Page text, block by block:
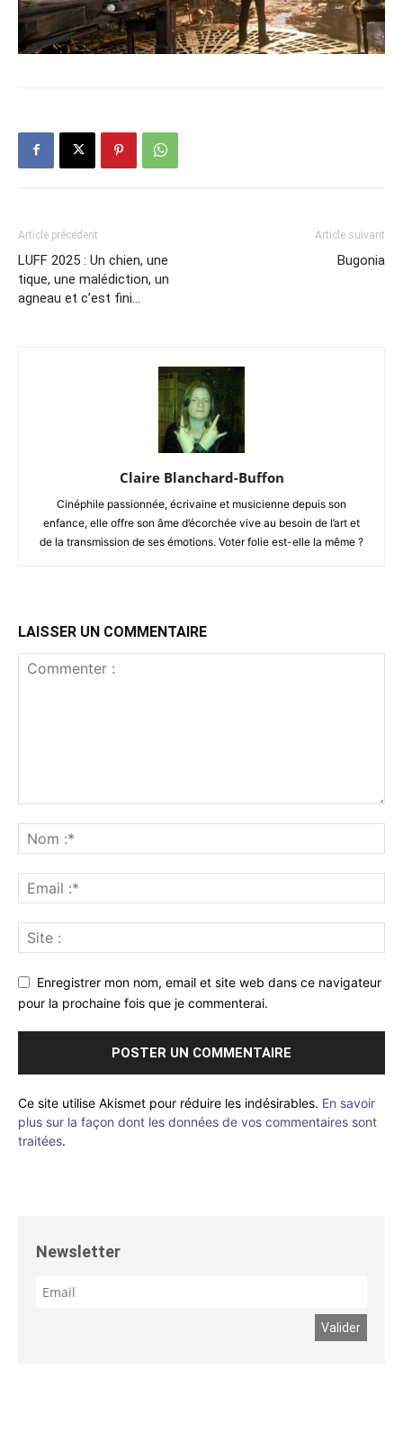
Article précédent
LUFF 2025 : Un chien, une
tique, une malédiction, un
agneau et c’est fini…
Article suivant
Bugonia
Claire Blanchard-Buffon
Cinéphile passionnée, écrivaine et musicienne depuis son
enfance, elle offre son âme d’écorchée vive au besoin de l’art et
de la transmission de ses émotions. Voter folie est-elle la même ?
LAISSER UN COMMENTAIRE
Enregistrer mon nom, email et site web dans ce navigateur
pour la prochaine fois que je commenterai.
Ce site utilise Akismet pour réduire les indésirables. En savoir
plus sur la façon dont les données de vos commentaires sont
traitées.
Newsletter